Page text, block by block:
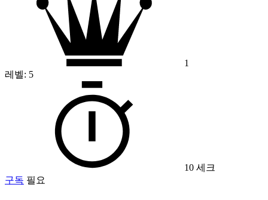
1
레벨: 5
10 세크
구독 필요